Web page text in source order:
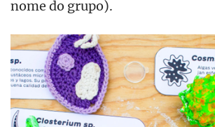
nome do grupo).